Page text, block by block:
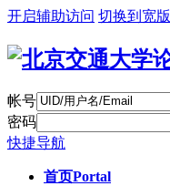
开启辅助访问 切换到宽版
帐号
密码
快捷导航
首页Portal